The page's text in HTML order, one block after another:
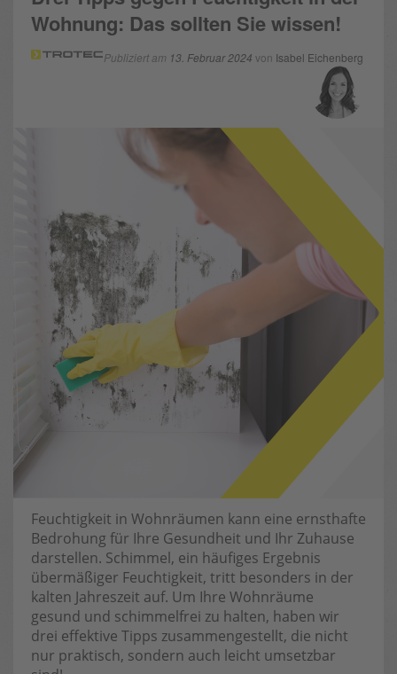
Wohnung: Das sollten Sie wissen!
Publiziert am 13. Februar 2024 von Isabel Eichenberg
Feuchtigkeit in Wohnräumen kann eine ernsthafte
Bedrohung für Ihre Gesundheit und Ihr Zuhause
darstellen. Schimmel, ein häufiges Ergebnis
übermäßiger Feuchtigkeit, tritt besonders in der
kalten Jahreszeit auf. Um Ihre Wohnräume
gesund und schimmelfrei zu halten, haben wir
drei effektive Tipps zusammengestellt, die nicht
nur praktisch, sondern auch leicht umsetzbar